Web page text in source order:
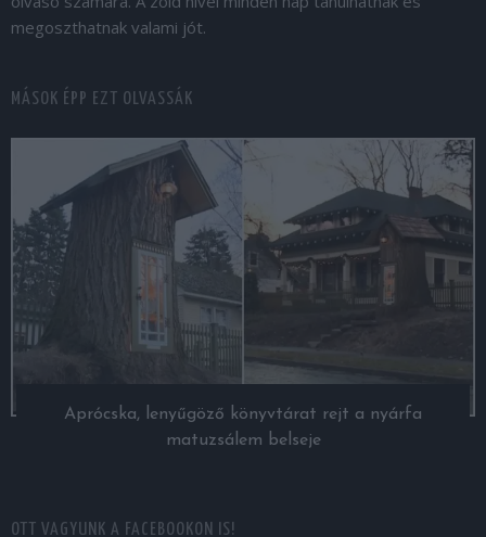
megoszthatnak valami jót.
MÁSOK ÉPP EZT OLVASSÁK
Aprócska, lenyűgöző könyvtárat rejt a nyárfa
matuzsálem belseje
OTT VAGYUNK A FACEBOOKON IS!